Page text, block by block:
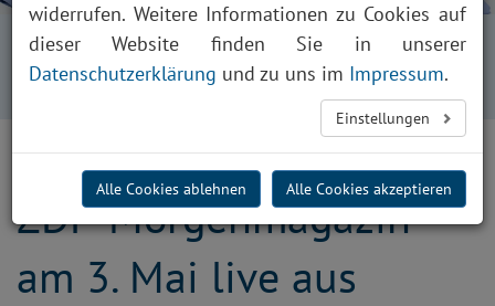
Startseite
Karriere
Studierende im Praktischen Jahr
Aktuelle Meldung Praktisches Jahr
ZDF-Morgenmagazin
am 3. Mai live aus
widerrufen. Weitere Informationen zu Cookies auf
dieser Website finden Sie in unserer
Datenschutzerklärung und zu uns im Impressum.
Einstellungen
Alle Cookies ablehnen Alle Cookies akzeptieren